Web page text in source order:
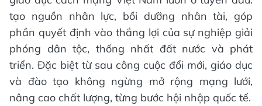
tạo nguồn nhân lực, bồi dưỡng nhân tài, góp
phần quyết định vào thắng lợi của sự nghiệp giải
phóng dân tộc, thống nhất đất nước và phát
triển. Đặc biệt từ sau công cuộc đổi mới, giáo dục
và đào tạo không ngừng mở rộng mạng lưới,
nâng cao chất lượng, từng bước hội nhập quốc tế.